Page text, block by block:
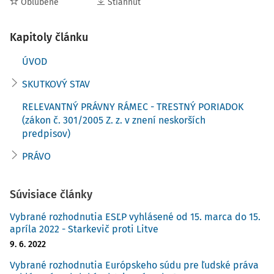
svedkovia alebo hovorovo "kajúcnici". Sťažnosť vyvoláva
SKUTKOVÝ STAV
2. Sťažovateľ sa narodil v roku 1976 a v súčasnosti je vo
výkone trestu odňatia slobody v Dubnici nad Váhom.
Zastupoval ho pán M. Kuzma, advokát pôsobiaci v
Košiciach.
3. Vládu zastupovala jej zástupkyňa, pani M. Bálintová.
I. POZADIE
5. Ako neskôr zistili súdy, v roku 1997 došlo v blízkosti
horského priechodu na strednom Slovensku k usmrteniu
Obľúbené Stiahnuť
Kapitoly článku
ÚVOD
SKUTKOVÝ STAV
RELEVANTNÝ PRÁVNY RÁMEC - TRESTNÝ PORIADOK
(zákon č. 301/2005 Z. z. v znení neskorších
predpisov)
PRÁVO
Súvisiace články
Vybrané rozhodnutia ESĽP vyhlásené od 15. marca do 15.
apríla 2022 - Starkevič proti Litve
9. 6. 2022
Vybrané rozhodnutia Európskeho súdu pre ľudské práva